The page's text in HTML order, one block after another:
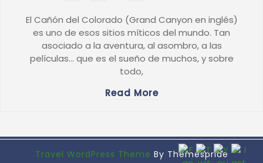
El Cañón del Colorado (Grand Canyon en inglés)
es uno de esos sitios míticos del mundo. Tan
asociado a la aventura, al asombro, a las
películas… que es el sueño de muchos, y sobre
todo,
Read More
Travel WordPress Theme By Themespride